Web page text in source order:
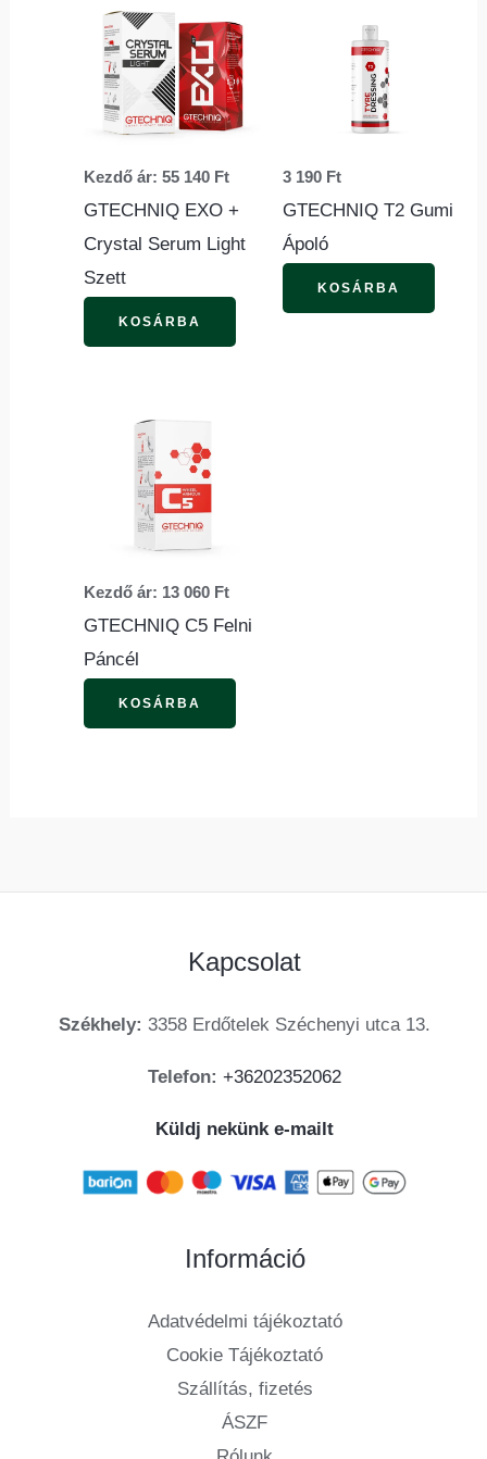
Kezdő ár:55 140 Ft
GTECHNIQ EXO +
Crystal Serum Light
Szett
KOSÁRBA
terméknek
több
variációja
változatok
a
termékoldalon
3 190 Ft
GTECHNIQ T2 Gumi
Ápoló
KOSÁRBA
Kezdő ár: 13 060 Ft
GTECHNIQ C5 Felni
Páncél
KOSÁRBA
változatok
Kapcsolat
Székhely: 3358 Erdőtelek Széchenyi utca 13.
Telefon: +36202352062
Küldj nekünk e-mailt
Információ
Adatvédelmi tájékoztató
Cookie Tájékoztató
Szállítás, fizetés
ÁSZF